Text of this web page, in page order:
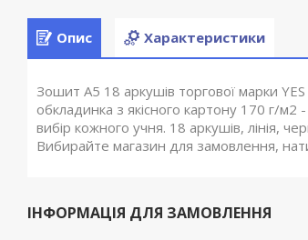
Опис Характеристики
Зошит А5 18 аркушів торгової марки
обкладинка з якісного картону 170 г/
вибір кожного учня. 18 аркушів, лінія,
Вибирайте магазин для замовлення,
ІНФОРМАЦІЯ ДЛЯ ЗАМОВЛЕННЯ